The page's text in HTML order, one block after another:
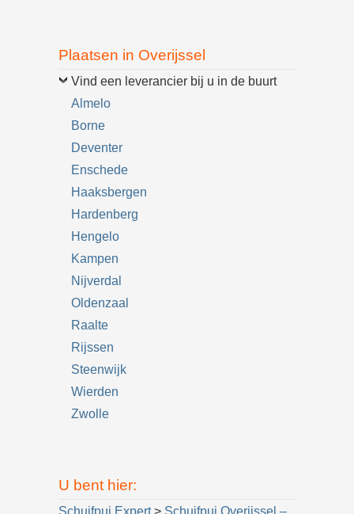
Plaatsen in Overijssel
Vind een leverancier bij u in de buurt
Almelo
Borne
Deventer
Enschede
Haaksbergen
Hardenberg
Hengelo
Kampen
Nijverdal
Oldenzaal
Raalte
Rijssen
Steenwijk
Wierden
Zwolle
U bent hier:
Schuifpui Expert> Schuifpui Overijssel –